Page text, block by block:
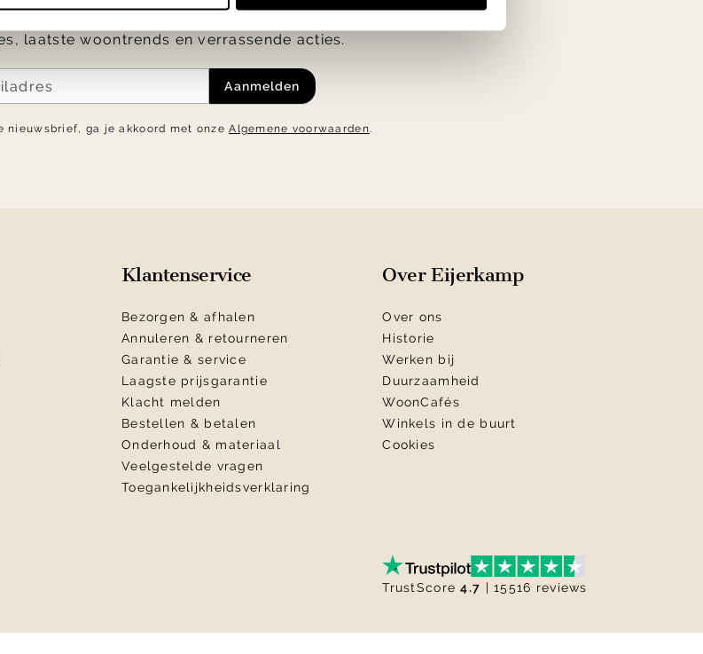
op je eerste bestelling en blijf op de hoogte van de
laatste woontrends en verrassende acties.
Aanmelden
nieuwsbrief, ga je akkoord met onzeAlgemene voorwaarden.
Klantenservice
Bezorgen & afhalen
Annuleren & retourneren
Garantie & service
Laagste prijsgarantie
Klacht melden
Bestellen & betalen
Onderhoud & materiaal
Veelgestelde vragen
Toegankelijkheidsverklaring
Over Eijerkamp
Over ons
Historie
Werken bij
Duurzaamheid
WoonCafés
Winkels in de buurt
Cookies
TrustScore4.7 | 15516 reviews